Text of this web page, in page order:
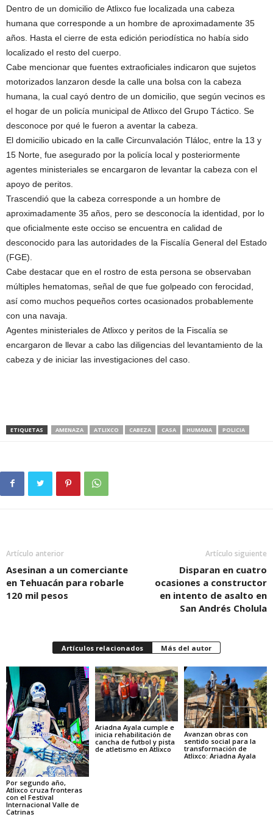
Dentro de un domicilio de Atlixco fue localizada una cabeza
humana que corresponde a un hombre de aproximadamente 35
años. Hasta el cierre de esta edición periodística no había sido
localizado el resto del cuerpo.
Cabe mencionar que fuentes extraoficiales indicaron que sujetos
motorizados lanzaron desde la calle una bolsa con la cabeza
humana, la cual cayó dentro de un domicilio, que según vecinos es
el hogar de un policía municipal de Atlixco del Grupo Táctico. Se
desconoce por qué le fueron a aventar la cabeza.
El domicilio ubicado en la calle Circunvalación Tláloc, entre la 13 y
15 Norte, fue asegurado por la policía local y posteriormente
agentes ministeriales se encargaron de levantar la cabeza con el
apoyo de peritos.
Trascendió que la cabeza corresponde a un hombre de
aproximadamente 35 años, pero se desconocía la identidad, por lo
que oficialmente este occiso se encuentra en calidad de
desconocido para las autoridades de la Fiscalía General del Estado
(FGE).
Cabe destacar que en el rostro de esta persona se observaban
múltiples hematomas, señal de que fue golpeado con ferocidad,
así como muchos pequeños cortes ocasionados probablemente
con una navaja.
Agentes ministeriales de Atlixco y peritos de la Fiscalía se
encargaron de llevar a cabo las diligencias del levantamiento de la
cabeza y de iniciar las investigaciones del caso.
ETIQUETAS AMENAZA ATLIXCO CABEZA CASA HUMANA POLICIA
Artículo anterior
Asesinan a un comerciante
en Tehuacán para robarle
120 mil pesos
Artículo siguiente
Disparan en cuatro
ocasiones a constructor
en intento de asalto en
San Andrés Cholula
Artículos relacionados Más del autor
Por segundo año,
Atlixco cruza fronteras
con el Festival
Internacional Valle de
Catrinas
Ariadna Ayala cumple e
inicia rehabilitación de
cancha de futbol y pista
de atletismo en Atlixco
Avanzan obras con
sentido social para la
transformación de
Atlixco: Ariadna Ayala